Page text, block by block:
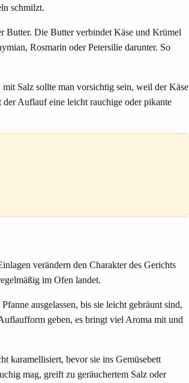
schmilzt.
Butter. Die Butter verbindet Käse und Krümel
Rosmarin oder Petersilie darunter. So
Salz sollte man vorsichtig sein, weil der Käse
Auflauf eine leicht rauchige oder pikante
verändern den Charakter des Gerichts
im Ofen landet.
ausgelassen, bis sie leicht gebräunt sind,
geben, es bringt viel Aroma mit und
karamellisiert, bevor sie ins Gemüsebett
mag, greift zu geräuchertem Salz oder